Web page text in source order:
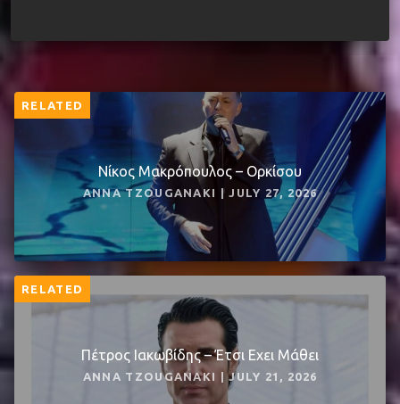
RELATED
Νίκος Μακρόπουλος – Ορκίσου
ANNA TZOUGANAKI | JULY 27, 2026
RELATED
Πέτρος Ιακωβίδης – Έτσι Εχει Μάθει
ANNA TZOUGANAKI | JULY 21, 2026